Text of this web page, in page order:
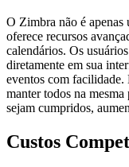
O Zimbra não é apenas
oferece recursos
calendários. Os
diretamente em sua
eventos com facilidade.
manter todos na
sejam cumpridos,
Custos